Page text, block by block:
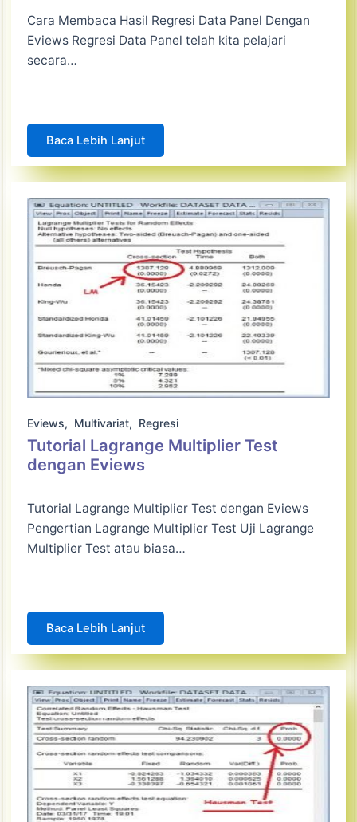
Cara Membaca Hasil Regresi Data Panel Dengan
Eviews Regresi Data Panel telah kita pelajari
secara…
Baca Lebih Lanjut
Eviews, Multivariat, Regresi
Tutorial Lagrange Multiplier Test
dengan Eviews
Tutorial Lagrange Multiplier Test dengan Eviews
Pengertian Lagrange Multiplier Test Uji Lagrange
Multiplier Test atau biasa…
Baca Lebih Lanjut